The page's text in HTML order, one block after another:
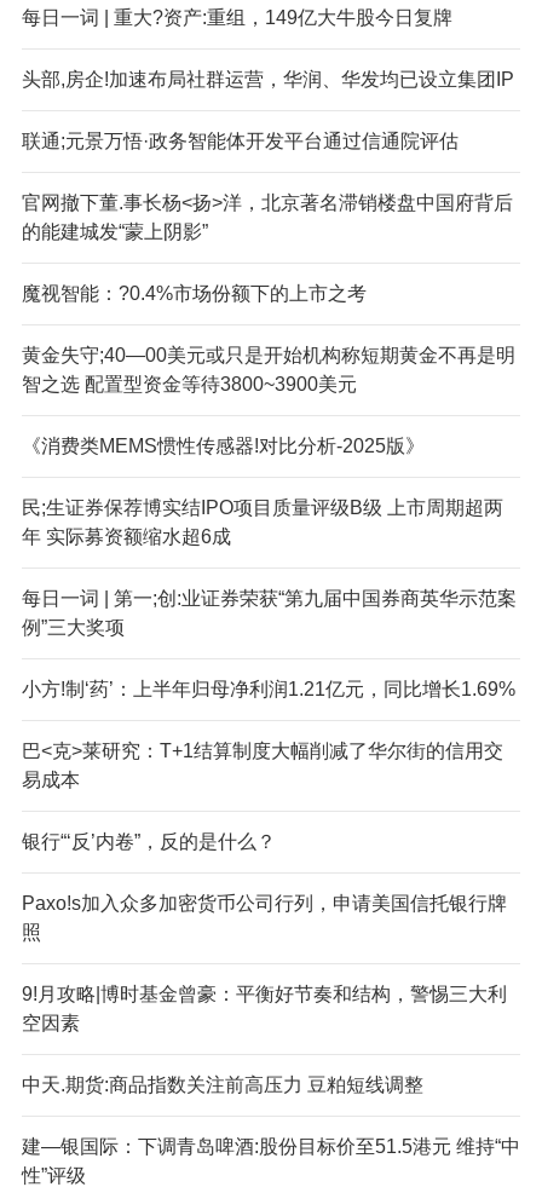
每日一词 | 重大?资产:重组，149亿大牛股今日复牌
头部,房企!加速布局社群运营，华润、华发均已设立集团IP
联通;元景万悟·政务智能体开发平台通过信通院评估
官网撤下董.事长杨<扬>洋，北京著名滞销楼盘中国府背后
的能建城发“蒙上阴影”
魔视智能：?0.4%市场份额下的上市之考
黄金失守;40—00美元或只是开始机构称短期黄金不再是明
智之选 配置型资金等待3800~3900美元
《消费类MEMS惯性传感器!对比分析-2025版》
民;生证券保荐博实结IPO项目质量评级B级 上市周期超两
年 实际募资额缩水超6成
每日一词 | 第一;创:业证券荣获“第九届中国券商英华示范案
例”三大奖项
小方!制‘药’：上半年归母净利润1.21亿元，同比增长1.69%
巴<克>莱研究：T+1结算制度大幅削减了华尔街的信用交
易成本
银行“‘反’内卷”，反的是什么？
Paxo!s加入众多加密货币公司行列，申请美国信托银行牌
照
9!月攻略|博时基金曾豪：平衡好节奏和结构，警惕三大利
空因素
中天.期货:商品指数关注前高压力 豆粕短线调整
建—银国际：下调青岛啤酒:股份目标价至51.5港元 维持“中
性”评级